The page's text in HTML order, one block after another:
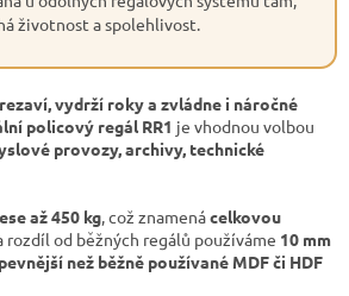
životnost a spolehlivost.
vydrží roky a zvládne i náročné
policový regál RR1 je vhodnou volbou
provozy, archivy, technické
až 450 kg, což znamenácelkovou
rozdíl od běžných regálů používáme 10 mm
pevnější než běžně používané MDF či HDF